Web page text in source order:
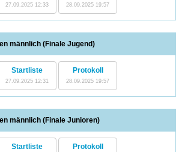
27.09.2025 12:33 28.09.2025 19:57
männlich (Finale Jugend)
Startliste
27.09.2025 12:31
Protokoll
28.09.2025 19:57
männlich (Finale Junioren)
Startliste Protokoll